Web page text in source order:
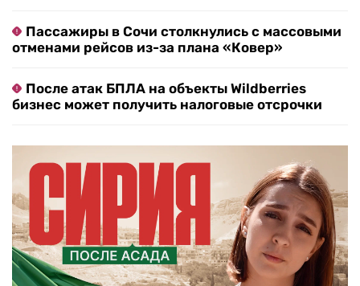
Пассажиры в Сочи столкнулись с массовыми
отменами рейсов из-за плана «Ковер»
После атак БПЛА на объекты Wildberries
бизнес может получить налоговые отсрочки